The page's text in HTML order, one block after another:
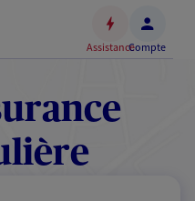
AssistanceCompte